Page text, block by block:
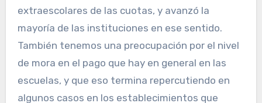
extraescolares de las cuotas, y avanzó la
mayoría de las instituciones en ese sentido.
También tenemos una preocupación por el nivel
de mora en el pago que hay en general en las
escuelas, y que eso termina repercutiendo en
algunos casos en los establecimientos que